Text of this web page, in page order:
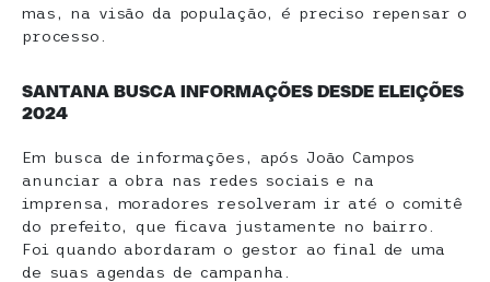
mas, na visão da população, é preciso repensar o
processo.
SANTANA BUSCA INFORMAÇÕES DESDE ELEIÇÕES
2024
Em busca de informações, após João Campos
anunciar a obra nas redes sociais e na
imprensa, moradores resolveram ir até o comitê
do prefeito, que ficava justamente no bairro.
Foi quando abordaram o gestor ao final de uma
de suas agendas de campanha.